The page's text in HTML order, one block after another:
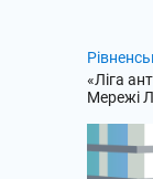
«Ліга
Мережі